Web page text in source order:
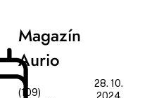
28. 10.
Magazín
Aurio
(109)